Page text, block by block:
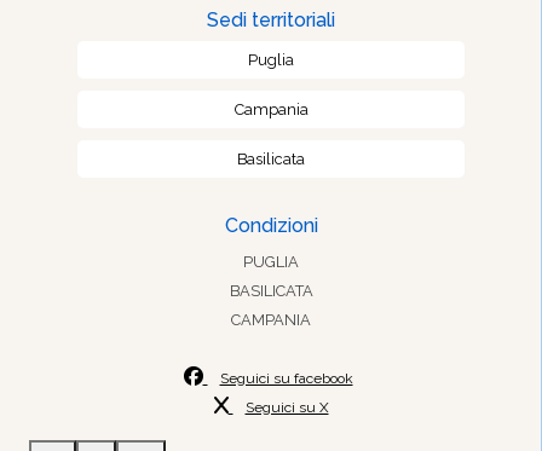
Sedi territoriali
Puglia
Campania
Basilicata
Condizioni
PUGLIA
BASILICATA
CAMPANIA
Seguici su facebook
Seguici su X